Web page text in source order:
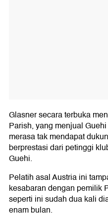
Glasner secara terbuka
Parish, yang menjual
merasa tak mendapat
berprestasi dari petinggi
Guehi.
Pelatih asal Austria ini
kesabaran dengan pemilik
seperti ini sudah dua kali
enam bulan.